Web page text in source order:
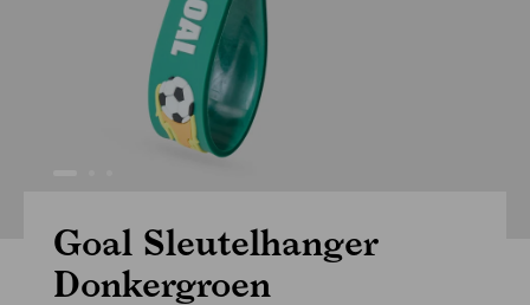
Goal Sleutelhanger
Donkergroen